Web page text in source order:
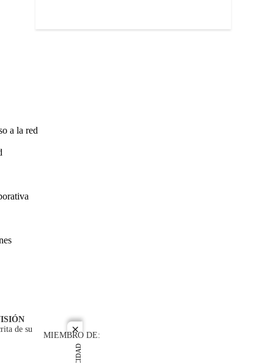
close
a la red
de su
MIEMBRO DE: